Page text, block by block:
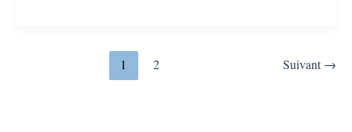
1 2 Suivant→